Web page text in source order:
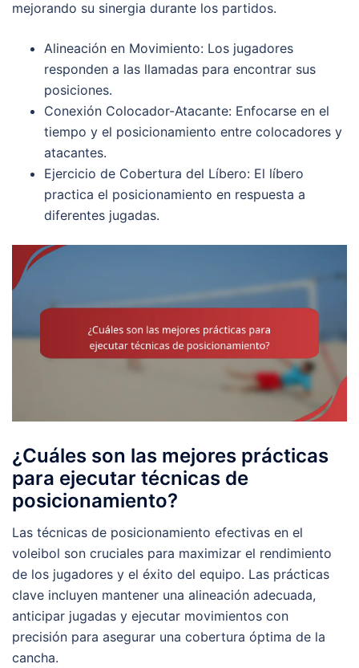
mejorando su sinergia durante los partidos.
Alineación en Movimiento: Los jugadores
responden a las llamadas para encontrar sus
posiciones.
Conexión Colocador-Atacante: Enfocarse en el
tiempo y el posicionamiento entre colocadores y
atacantes.
Ejercicio de Cobertura del Líbero: El líbero
practica el posicionamiento en respuesta a
diferentes jugadas.
¿Cuáles son las mejores prácticas
para ejecutar técnicas de
posicionamiento?
Las técnicas de posicionamiento efectivas en el
voleibol son cruciales para maximizar el rendimiento
de los jugadores y el éxito del equipo. Las prácticas
clave incluyen mantener una alineación adecuada,
anticipar jugadas y ejecutar movimientos con
precisión para asegurar una cobertura óptima de la
cancha.